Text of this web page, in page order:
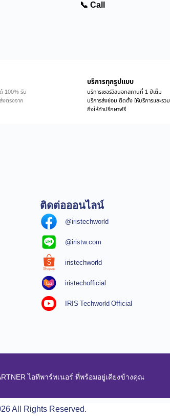
📞 Call
100% รับ
ตรงจาก
บริการทุกรูปแบบ
บริการเซอร์วิสนอกสถานที่ 1 ปีเต็ม
บริการส่งซ่อม ติดตั้ง ให้บริการและรวม
ถึงให้คำปรึกษาฟรี
ติดต่อออนไลน์
@iristechworld
@iristw.com
iristechworld
iristechofficial
IRIS Techworld Official
ไอทีพาร์ทเนอร์ ที่พร้อมอยู่เคียงข้างคุณ
All Rights Reserved.